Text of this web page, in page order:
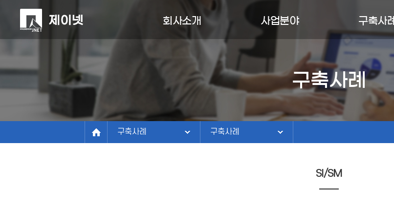
회사소개
정보관리연구소
연혁
조직/연락처
파트너
사업분야
AI솔루션/콘텐츠
도서검색솔루션
ICT시스템
홈페이지
도서관정보화
구축사례
유지보수
구축사례
구축사례
회사소개
고객센터
구축사례
구축사례
SI/SM